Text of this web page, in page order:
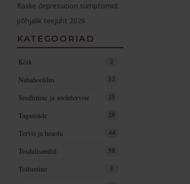
Raske depressioon sümptomid:
põhjalik teejuht 2026
KATEGOORIAD
Kõik 2
Nahahooldus 32
Seedimine ja sooletervise 25
Tagasiside 28
Tervis ja heaolu 44
Toidulisandid 98
Toitumine 3